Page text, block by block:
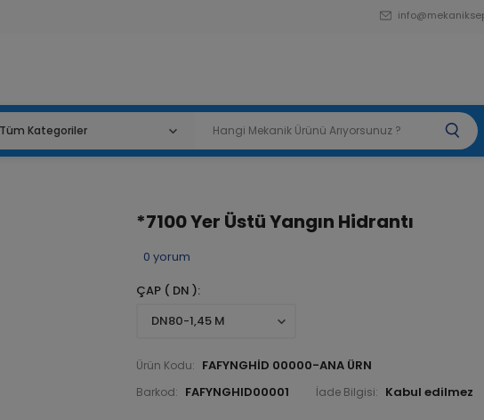
*7100 Yer Üstü Yangın Hidrantı
0 yorum
ÇAP ( DN )
Ürün Kodu: FAFYNGHİD 00000-ANA ÜRN
Barkod: FAFYNGHID00001 İade Bilgisi: